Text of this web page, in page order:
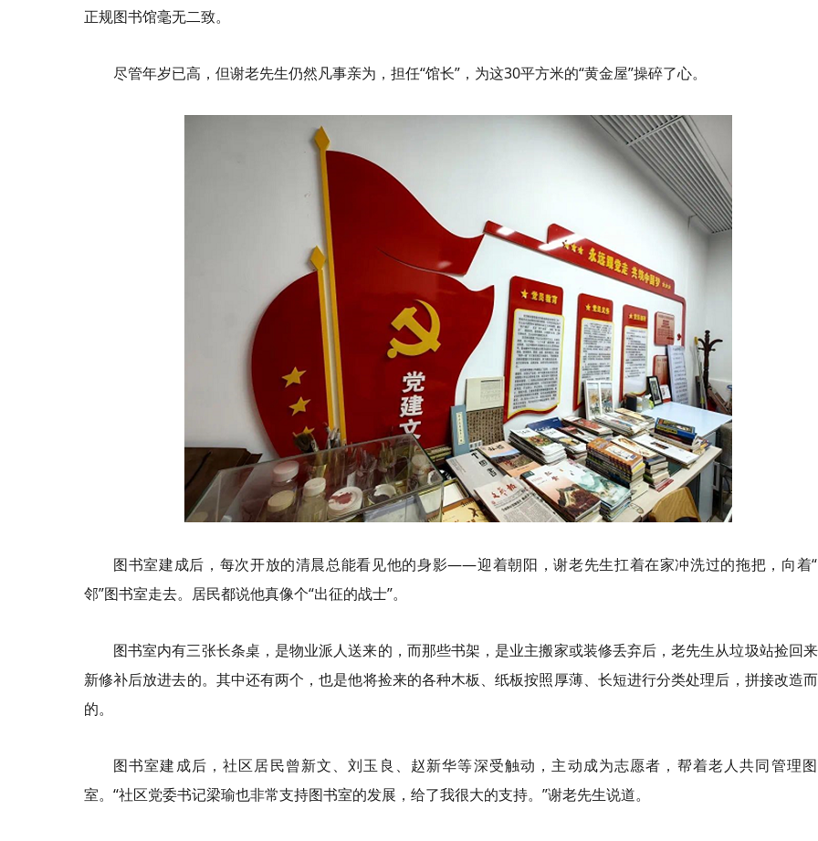
正规图书馆毫无二致。
尽管年岁已高，但谢老先生仍然凡事亲为，担任“馆长”，为这30平方米的“黄金屋”操碎了心。
图书室建成后，每次开放的清晨总能看见他的身影——迎着朝阳，谢老先生扛着在家冲洗过的拖把，向着
邻”图书室走去。居民都说他真像个“出征的战士”。
图书室内有三张长条桌，是物业派人送来的，而那些书架，是业主搬家或装修丢弃后，老先生从垃圾站捡回
新修补后放进去的。其中还有两个，也是他将捡来的各种木板、纸板按照厚薄、长短进行分类处理后，拼接改造
的。
图书室建成后，社区居民曾新文、刘玉良、赵新华等深受触动，主动成为志愿者，帮着老人共同管理
室。“社区党委书记梁瑜也非常支持图书室的发展，给了我很大的支持。”谢老先生说道。